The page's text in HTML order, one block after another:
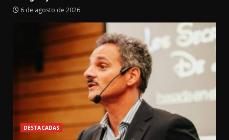
6 de agosto de 2026
DESTACADAS